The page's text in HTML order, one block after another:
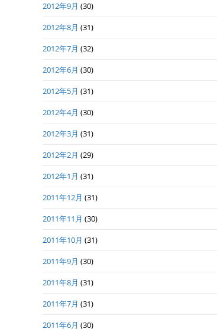
2012年9月 (30)
2012年8月 (31)
2012年7月 (32)
2012年6月 (30)
2012年5月 (31)
2012年4月 (30)
2012年3月 (31)
2012年2月 (29)
2012年1月 (31)
2011年12月 (31)
2011年11月 (30)
2011年10月 (31)
2011年9月 (30)
2011年8月 (31)
2011年7月 (31)
2011年6月 (30)